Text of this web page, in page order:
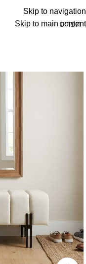
Skip to navigation
Skip to main content
תפריט